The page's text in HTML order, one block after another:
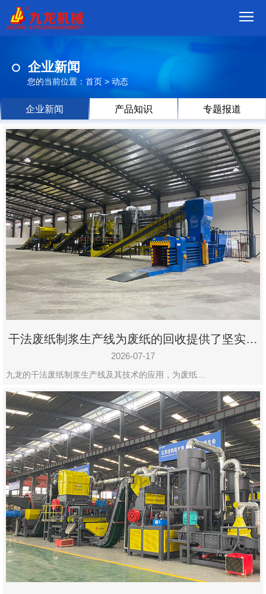
品
视
频
现
场
方
案
动
态联
系
郑
州
市
设
有
限
公
司
豫
ICP
备
19020390
号-1
企业新闻
您的当前位置： 首页 > 动态
企业新闻 产品知识 专题报道
干法废纸制浆生产线为废纸的回收提供了坚实的
保障
2026-07-17
九龙的干法废纸制浆生产线及其技术的应用，为废纸…